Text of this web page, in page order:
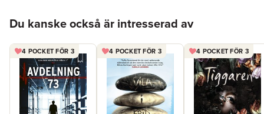
Du kanske också är intresserad av
4 POCKET FÖR 3 4 POCKET FÖR 3 4 POCKET FÖR 3